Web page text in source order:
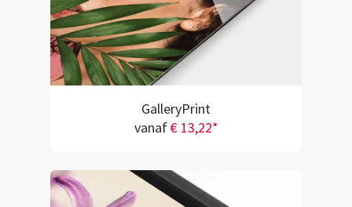
GalleryPrint
vanaf€ 13,22*